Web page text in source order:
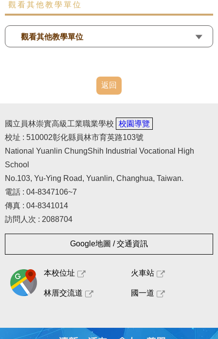
觀看其他教學單位
觀看其他教學單位
返回
國立員林崇實高級工業職業學校
校園導覽
校址 : 510002彰化縣員林市育英路103號
National Yuanlin ChungShih Industrial Vocational High
School
No.103, Yu-Ying Road, Yuanlin, Changhua, Taiwan.
電話 : 04-8347106~7
傳真 : 04-8341014
訪問人次 : 2088704
Google地圖 / 交通資訊
本校位址 火車站
林厝交流道 國一道